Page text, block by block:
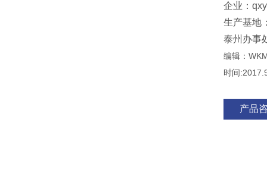
企业：
生产基地
泰州办事
编辑：
时间
产品